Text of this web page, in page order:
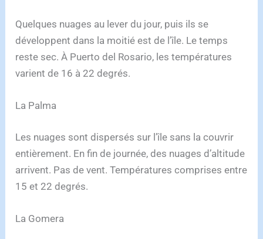
Quelques nuages au lever du jour, puis ils se
développent dans la moitié est de l’île. Le temps
reste sec. À Puerto del Rosario, les températures
varient de 16 à 22 degrés.
La Palma
Les nuages sont dispersés sur l’île sans la couvrir
entièrement. En fin de journée, des nuages d’altitude
arrivent. Pas de vent. Températures comprises entre
15 et 22 degrés.
La Gomera